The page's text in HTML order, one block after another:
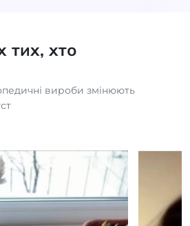
тих, хто
вироби змінюють